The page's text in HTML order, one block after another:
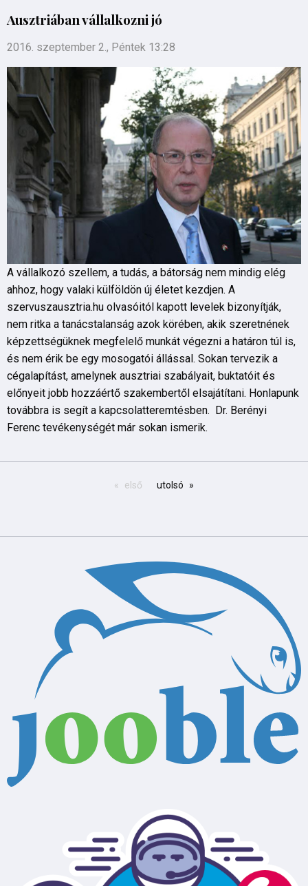
Ausztriában vállalkozni jó
2016. szeptember 2., Péntek 13:28
A vállalkozó szellem, a tudás, a bátorság nem mindig elég
ahhoz, hogy valaki külföldön új életet kezdjen. A
szervuszausztria.hu olvasóitól kapott levelek bizonyítják,
nem ritka a tanácstalanság azok körében, akik szeretnének
képzettségüknek megfelelő munkát végezni a határon túl is,
és nem érik be egy mosogatói állással. Sokan tervezik a
cégalapítást, amelynek ausztriai szabályait, buktatóit és
előnyeit jobb hozzáértő szakembertől elsajátítani. Honlapunk
továbbra is segít a kapcsolatteremtésben. Dr. Berényi
Ferenc tevékenységét már sokan ismerik.
első utolsó